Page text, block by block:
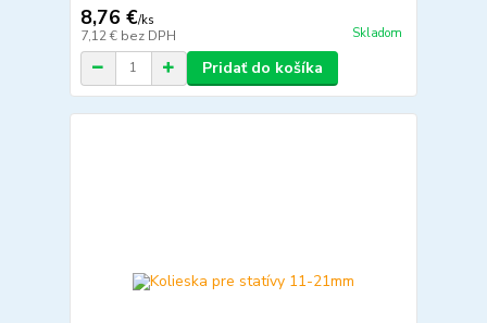
8,76 €/ks
7,12 € bez DPH Skladom
Pridať do košíka